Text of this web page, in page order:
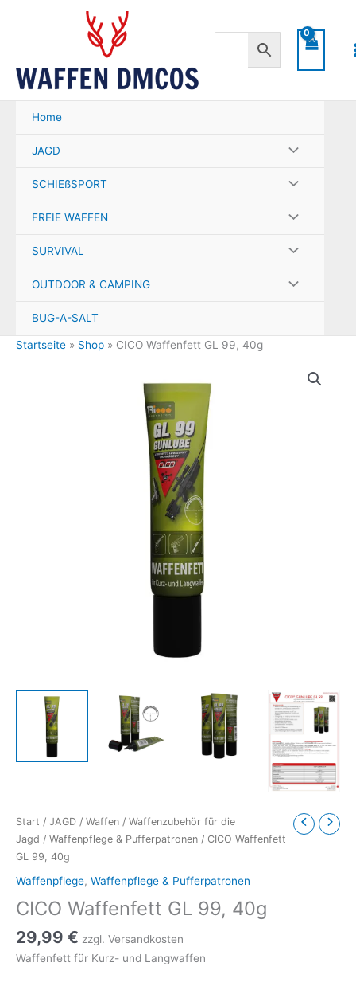
Home
JAGD
SCHIEßSPORT
FREIE WAFFEN
SURVIVAL
OUTDOOR & CAMPING
BUG-A-SALT
Startseite » Shop » CICO Waffenfett GL 99, 40g
Start / JAGD / Waffen / Waffenzubehör für die
Jagd / Waffenpflege & Pufferpatronen / CICO Waffenfett
GL 99, 40g
Waffenpflege, Waffenpflege & Pufferpatronen
CICO Waffenfett GL 99, 40g
29,99 € zzgl. Versandkosten
Waffenfett für Kurz- und Langwaffen